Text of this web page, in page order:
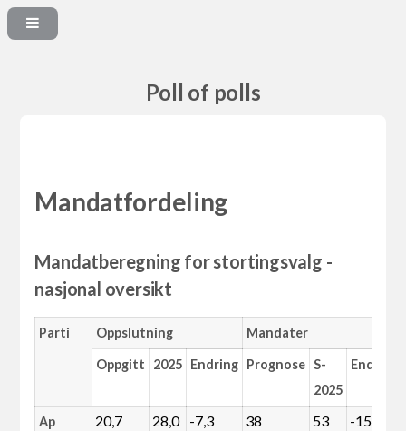
Poll of polls
Mandatfordeling
Mandatberegning for stortingsvalg -
nasjonal oversikt
Parti Oppslutning Mandater
Oppgitt 2025 Endring Prognose S-
2025
Endring
Ap 20,7 28,0 -7,3 38 53 -15